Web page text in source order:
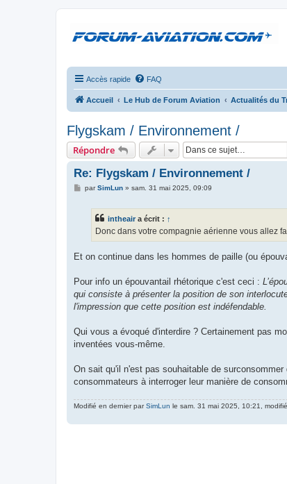
Accès rapide FAQ
Accueil Le Hub de Forum Aviation Actualités du
Flygskam / Environnement /
Répondre
Re: Flygskam / Environnement /
MparSimLun» sam. 31 mai 2025, 09:09
intheair a écrit : ↑
Donc dans votre compagnie aérienne vous allez
Et on continue dans les hommes de paille (ou
Pour info un épouvantail rhétorique c'est ceci :
qui consiste à présenter la position de son
l'impression que cette position est indéfendable.
Qui vous a évoqué d'interdire ? Certainement pas
inventées vous-même.
On sait qu'il n'est pas souhaitable de
consommateurs à interroger leur manière de
Modifié en dernier parSimLun le sam. 31 mai 2025, 10:21,